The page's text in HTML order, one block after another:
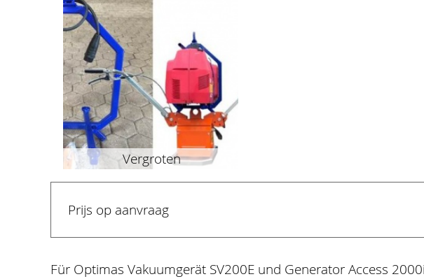
Vergroten
Prijs op aanvraag
Für Optimas Vakuumgerät SV200E und Generator Access